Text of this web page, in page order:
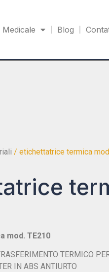
Medicale Blog
/ etichettatrice termica
mod. TE210
TERMICO
IN ABS ANTIURTO